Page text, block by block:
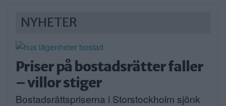
NYHETER
Priser på bostadsrätter faller
– villor stiger
Bostadsrättspriserna i Storstockholm sjönk